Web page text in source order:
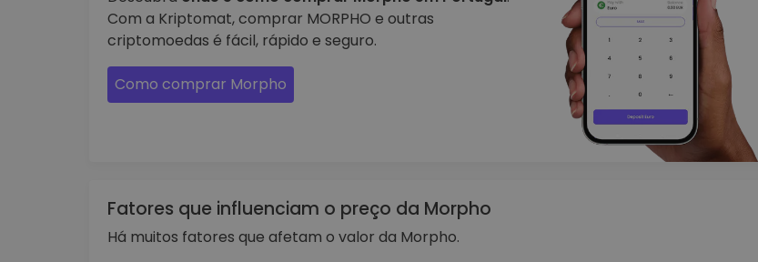
Com a Kriptomat, comprar MORPHO e outras
criptomoedas é fácil, rápido e seguro.
Como comprar Morpho
Fatores que influenciam o preço da Morpho
Há muitos fatores que afetam o valor da Morpho.